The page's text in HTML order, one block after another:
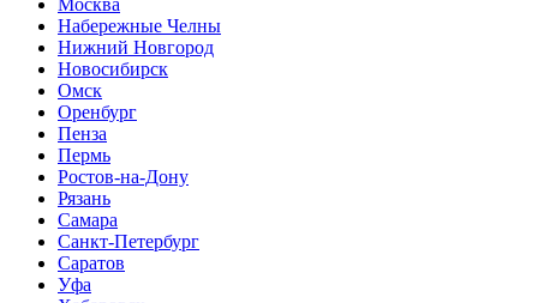
Москва
Набережные Челны
Нижний Новгород
Новосибирск
Омск
Оренбург
Пенза
Пермь
Ростов-на-Дону
Рязань
Самара
Санкт-Петербург
Саратов
Уфа